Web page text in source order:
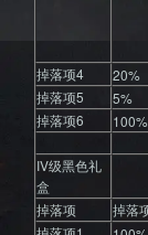
掉落项4
20%
掉落项5
5%
掉落项6
100%
IV级黑色礼
盒
掉落项
掉落